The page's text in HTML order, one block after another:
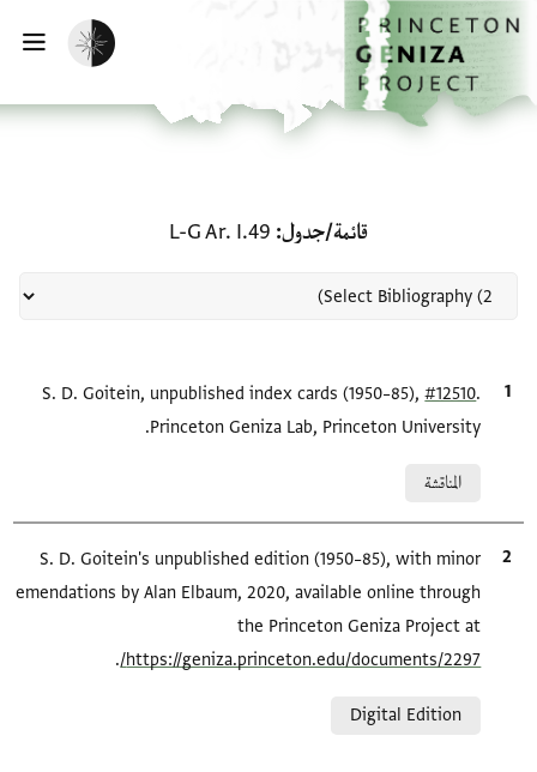
تخطي إلى المحتوى الرئيسي
الصفحة الرئيسية
تفعيل الوضع المظلم
قائمة/جدول L-G Ar. I.49
الاقتباس المرجعيS. D. Goitein, unpublished index cards (1950–85),#12510.
Princeton Geniza Lab, Princeton University.
المناقشة
الاقتباس المرجعي
S. D. Goitein's unpublished edition (1950–85), with minor
emendations by Alan Elbaum, 2020, available online through
the Princeton Geniza Project at
https://geniza.princeton.edu/documents/2297/
.
Digital Edition